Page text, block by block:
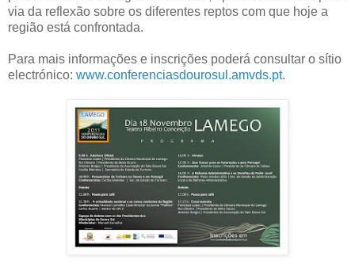
via da reflexão sobre os diferentes reptos com que hoje a
região está confrontada.
Para mais informações e inscrições poderá consultar o sítio
electrónico: www.conferenciasdourosul.amvds.pt.